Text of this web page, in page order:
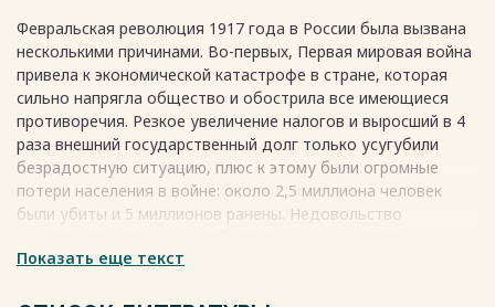
Февральская революция 1917 года в России была вызвана
несколькими причинами. Во-первых, Первая мировая война
привела к экономической катастрофе в стране, которая
сильно напрягла общество и обострила все имеющиеся
противоречия. Резкое увеличение налогов и выросший в 4
раза внешний государственный долг только усугубили
безрадостную ситуацию, плюс к этому были огромные
потери населения в войне: около 2,5 миллиона человек
были убиты и 5 миллионов ранены. Недовольство
катализатором Февральской революции.
Показать еще текст